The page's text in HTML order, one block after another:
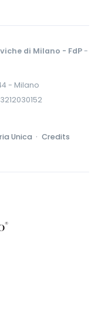
di Milano - FdP-
- Milano
Unica · Credits